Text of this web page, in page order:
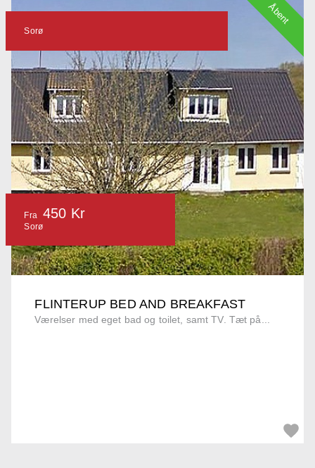
FLINTERUP BED AND BREAKFAST
Værelser med eget bad og toilet, samt TV. Tæt på...
Sorø
Fra 450 Kr
Sorø
Åbent